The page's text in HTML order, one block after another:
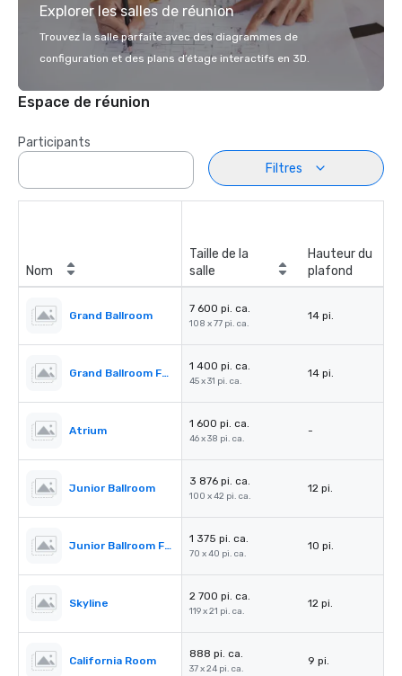
Explorer les salles de réunion
Trouvez la salle parfaite avec des diagrammes de
configuration et des plans d’étage interactifs en 3D.
Espace de réunion
Participants
Filtres
Nom
Taille de la
salle
Hauteur du
plafond
Grand Ballroom
7 600 pi. ca.
108 x 77 pi. ca.
14 pi.
Grand Ballroom Foyer
1 400 pi. ca.
45 x 31 pi. ca.
14 pi.
Atrium
1 600 pi. ca.
46 x 38 pi. ca.
-
Junior Ballroom
3 876 pi. ca.
100 x 42 pi. ca.
12 pi.
Junior Ballroom Foyer
1 375 pi. ca.
70 x 40 pi. ca.
10 pi.
Skyline
2 700 pi. ca.
119 x 21 pi. ca.
12 pi.
California Room
888 pi. ca.
37 x 24 pi. ca.
9 pi.